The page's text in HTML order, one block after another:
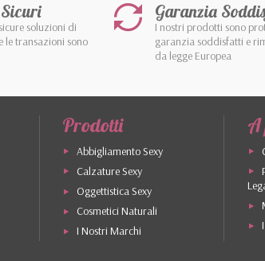
soluzioni di
le transazioni sono
Garanzia
I nostri prodotti sono
garanzia soddisfatti e
da legge Europea
Prodotti
Abbigliamento Sexy
Calzature Sexy
Oggettistica Sexy
Cosmetici Naturali
I Nostri Marchi
A